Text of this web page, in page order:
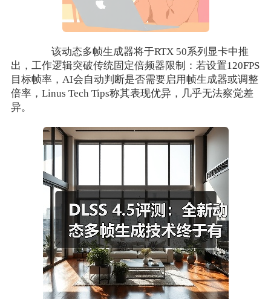
该动态多帧生成器将于RTX 50系列显卡中推
出，工作逻辑突破传统固定倍频器限制：若设置120FPS
目标帧率，AI会自动判断是否需要启用帧生成器或调整
倍率，Linus Tech Tips称其表现优异，几乎无法察觉差
异。